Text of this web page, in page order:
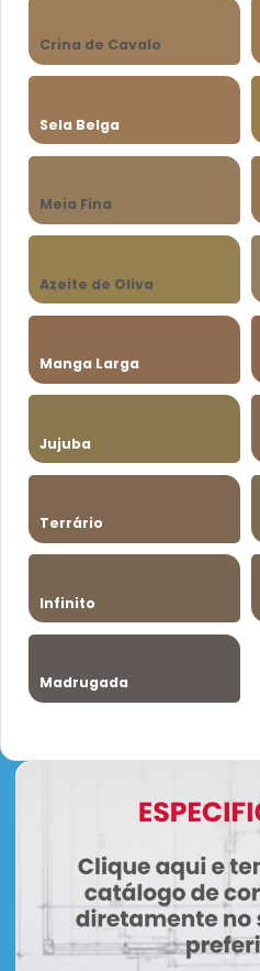
Crina de Cavalo
Sela Belga
Meia Fina
Azeite de Oliva
Manga Larga
Jujuba
Terrário
Infinito
Madrugada